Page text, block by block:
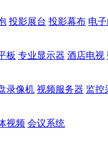
投影展台 投影幕布 电
板 专业显示器 酒店电视
录像机 视频服务器 监控
视频 会议系统